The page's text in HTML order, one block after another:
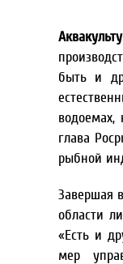
быть и
водоемах,
глава
рыбной
Завершая
области
«Есть и
мер